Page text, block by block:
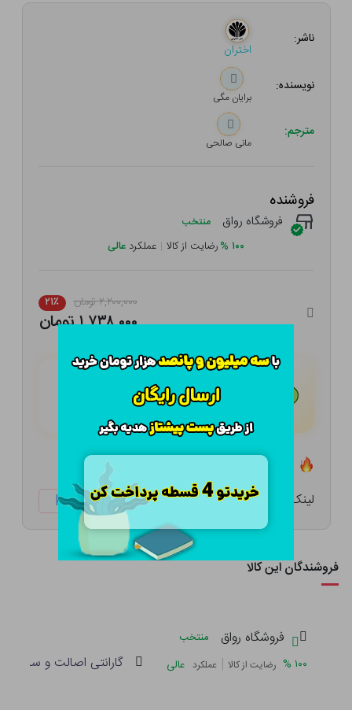
ناشر:
اختران
نویسنده:
برایان‌ مگی‌
مترجم:
مانی صالحی
فروشنده
فروشگاه رواق منتخب
۱۰۰ %رضایت از کالا | عملکرد عالی
۲,۲۰۰,۰۰۰ تومان ۲۱٪
۱,۷۳۸,۰۰۰ تومان
هـر قسط با تــرب‌پــی: ۴۳۴,۵۰۰
تعداد ۵ عدد در انبار موجود است
لینک کوتاه: ketabtala.com/sbp-38266
فروشندگان این کالا
فروشگاه رواق
منتخب
۱۰۰ % رضایت از کالا | عملکرد عالی گارانتی اصالت و سلامت